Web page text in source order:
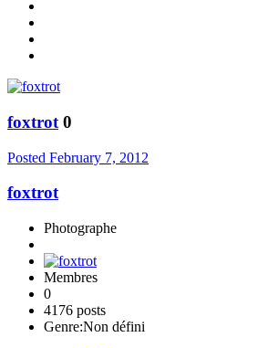
foxtrot 0
Posted February 7, 2012
foxtrot
Photographe
Membres
0
4176 posts
Genre:Non défini